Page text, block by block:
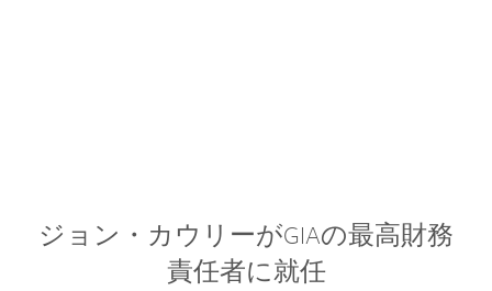
ジョン・カウリーがGIAの最高財務
責任者に就任